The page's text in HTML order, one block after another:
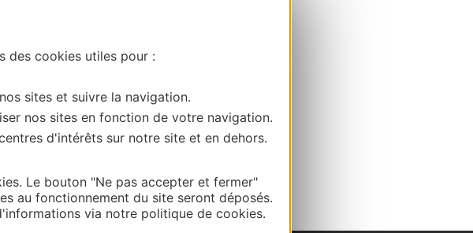
des cookies utiles pour :
sites et suivre la navigation.
nos sites en fonction de votre navigation.
d'intérêts sur notre site et en dehors.
Le bouton "Ne pas accepter et fermer"
au fonctionnement du site seront déposés.
via notre politique de cookies.
contributors
–